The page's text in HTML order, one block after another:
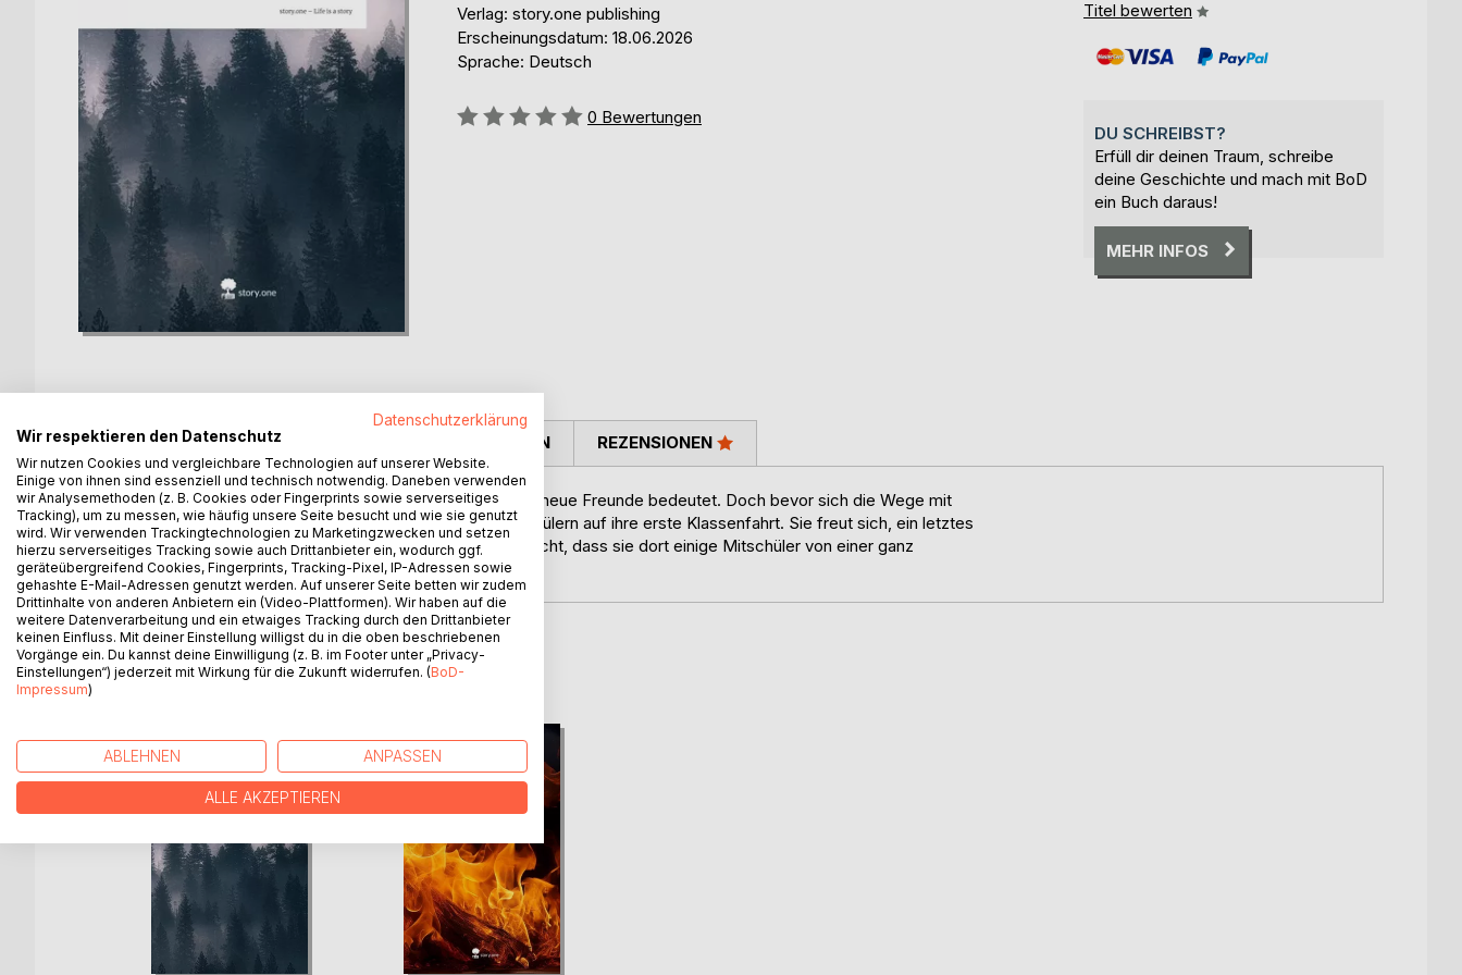
Verlag: story.one publishing
Erscheinungsdatum: 18.06.2026
Sprache: Deutsch
Bewertung::
0 Bewertungen
Titel bewerten
DU SCHREIBST?
Erfüll dir deinen Traum, schreibe
deine Geschichte und mach mit BoD
ein Buch daraus!
MEHR INFOS
BESCHREIBUNG
Julia wird bald in die 5. Klasse, was eine neue Schule und neue Freunde bedeutet. Doch bevor sich die Wege mit
ihren alten Freunden trennen, darf Julia mit all ihren Mitschülern auf ihre erste Klassenfahrt. Sie freut sich, ein letztes
Mal so viel Zeit mit ihnen zu verbringen. Doch Julia ahnt nicht, dass sie dort einige Mitschüler von einer ganz
anderen Seite kennenlernen wird.
AUTOR/IN PRESSESTIMMEN REZENSIONEN
WEITERE TITEL BEIBoD
Datenschutzerklärung
Wir respektieren den Datenschutz
Wir nutzen Cookies und vergleichbare Technologien auf unserer Website.
Einige von ihnen sind essenziell und technisch notwendig. Daneben verwenden
wir Analysemethoden (z. B. Cookies oder Fingerprints sowie serverseitiges
Tracking), um zu messen, wie häufig unsere Seite besucht und wie sie genutzt
wird. Wir verwenden Trackingtechnologien zu Marketingzwecken und setzen
hierzu serverseitiges Tracking sowie auch Drittanbieter ein, wodurch ggf.
geräteübergreifend Cookies, Fingerprints, Tracking-Pixel, IP-Adressen sowie
gehashte E-Mail-Adressen genutzt werden. Auf unserer Seite betten wir zudem
Drittinhalte von anderen Anbietern ein (Video-Plattformen). Wir haben auf die
weitere Datenverarbeitung und ein etwaiges Tracking durch den Drittanbieter
keinen Einfluss. Mit deiner Einstellung willigst du in die oben beschriebenen
Vorgänge ein. Du kannst deine Einwilligung (z. B. im Footer unter „Privacy-
Einstellungen“) jederzeit mit Wirkung für die Zukunft widerrufen. (BoD-
Impressum)
ABLEHNEN ANPASSEN
ALLE AKZEPTIEREN